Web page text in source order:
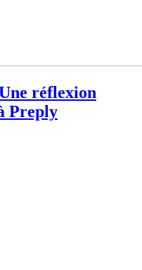
réflexion
Preply